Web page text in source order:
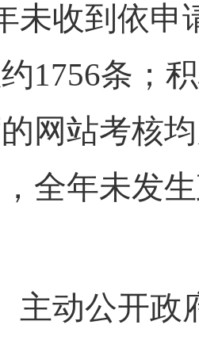
未收到依申
1756条；
网站考核
全年未发
主动公开政